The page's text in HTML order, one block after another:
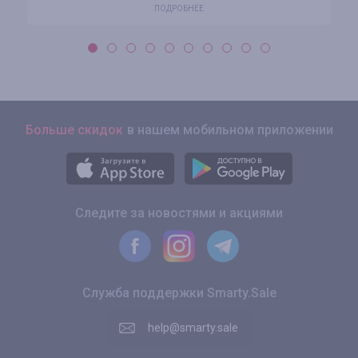
ПОДРОБНЕЕ
Больше скидок в нашем мобильном приложении
Следите за новостями и акциями
Служба поддержки Smarty.Sale
help@smarty.sale